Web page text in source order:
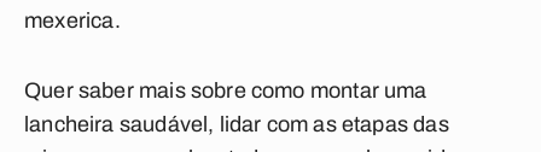
mexerica.
Quer saber mais sobre como montar uma
lancheira saudável, lidar com as etapas das